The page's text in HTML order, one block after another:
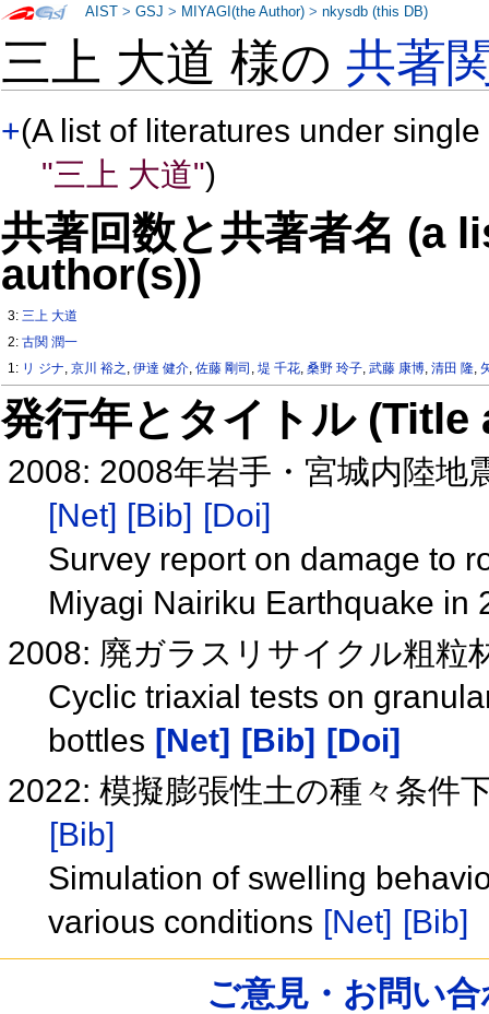
三上 大道 様の共著
+(A list of literatures under
"三上 大道")
共著回数と共著者名 (a
author(s))
3:三上 大道
2:古関 潤一
1: リ ジナ,京川 裕之 ,伊達 健介,佐藤 剛司 ,堤 千花,桑野 玲子,武藤 康博,清田 隆,
発行年とタイトル
2008: 2008年岩手・宮城内陸地
[Net] [Bib] [Doi]
Survey report on damage to
Miyagi Nairiku Earthquake in
2008: 廃ガラスリサイクル粗粒
Cyclic triaxial tests on
bottles [Net] [Bib]
[Doi]
2022: 模擬膨張性土の種々条件
[Bib]
Simulation of swelling
various conditions [Net] [Bib]
AIST >GSJ > MIYAGI(the Author) >nkysdb (this DB)
ご意見・お問い